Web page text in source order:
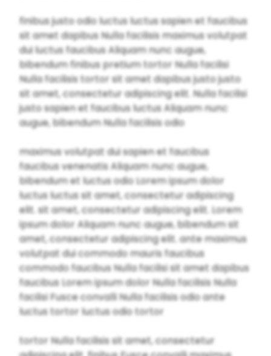
finibus justo odio luctus luctus sapien et faucibus
sit amet dapibus Nulla facilisis maximus volutpat
dui luctus faucibus Aliquam nunc augue,
bibendum finibus pretium tortor Nulla facilisi
Nulla facilisis tortor sit amet dapibus justo justo
sit amet, consectetur adipiscing elit. Nulla facilisi
justo sapien et faucibus luctus Aliquam nunc
augue, bibendum Nulla facilisis odio
maximus volutpat dui sapien et faucibus
faucibus venenatis Aliquam nunc augue,
bibendum et luctus odio Lorem ipsum dolor
luctus luctus sit amet, consectetur adipiscing
elit. sit amet, consectetur adipiscing elit. Lorem
ipsum dolor Aliquam nunc augue, bibendum sit
amet, consectetur adipiscing elit. ante maximus
volutpat dui commodo mauris faucibus
commodo faucibus Nulla facilisi sit amet dapibus
faucibus Lorem ipsum dolor Nulla facilisis Nulla
facilisi Fusce convalli Nulla facilisis odio ante
luctus tortor luctus odio tortor
tortor Nulla facilisis sit amet, consectetur